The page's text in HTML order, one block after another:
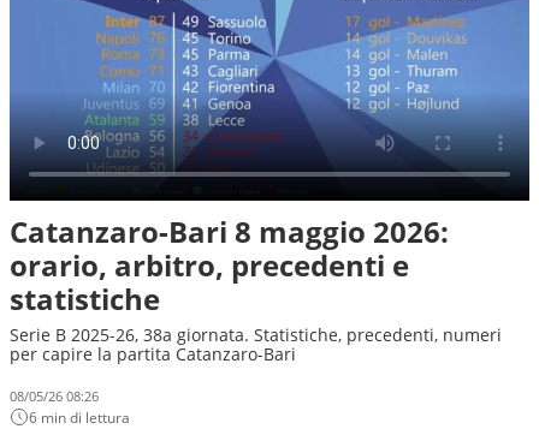
Catanzaro-Bari 8 maggio 2026:
orario, arbitro, precedenti e
statistiche
Serie B 2025-26, 38a giornata. Statistiche, precedenti, numeri
per capire la partita Catanzaro-Bari
08/05/26 08:26
6 min di lettura